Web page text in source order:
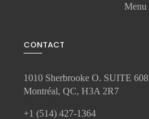
Menu
CONTACT
1010 Sherbrooke O. SUITE 608
Montréal, QC, H3A 2R7
+1 (514) 427-1364